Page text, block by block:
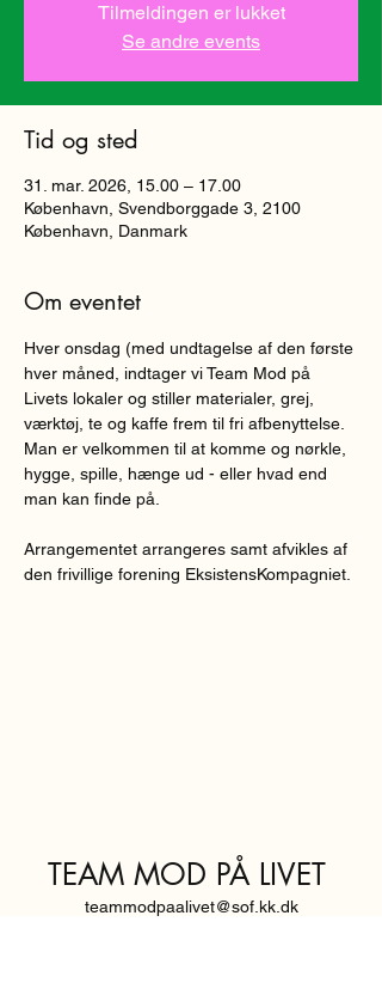
Tilmeldingen er lukket
Se andre events
Tid og sted
31. mar. 2026, 15.00 – 17.00
København, Svendborggade 3, 2100
København, Danmark
Om eventet
Hver onsdag (med undtagelse af den første
hver måned, indtager vi Team Mod på
Livets lokaler og stiller materialer, grej,
værktøj, te og kaffe frem til fri afbenyttelse.
Man er velkommen til at komme og nørkle,
hygge, spille, hænge ud - eller hvad end
man kan finde på.
Arrangementet arrangeres samt afvikles af
den frivillige forening EksistensKompagniet.
TEAM MOD PÅ LIVET
teammodpaalivet@sof.kk.dk